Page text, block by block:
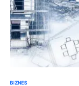
BIZNES